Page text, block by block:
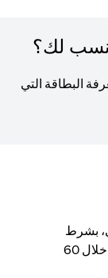
لك؟
البطاقة التي
إماراتي، بشرط
إنفاق الحد الأدنى 25,000 درهم إماراتي خلال 60